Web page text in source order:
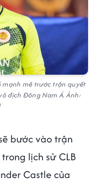
mạnh mẽ trước trận quyết
địch Đông Nam Á. Ảnh:
bước vào trận
lịch sử CLB
Castle của